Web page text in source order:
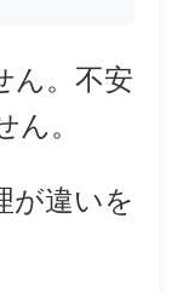
ん。不安
。
が違いを